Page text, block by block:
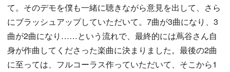
て。そのデモを僕も一緒に聴きながら意見を出して、さら
にブラッシュアップしていただいて。7曲が3曲になり、3
曲が2曲になり……という流れで、最終的には蔦谷さん自
身が作曲してくださった楽曲に決まりました。最後の2曲
に至っては、フルコーラス作っていただいて、そこから1